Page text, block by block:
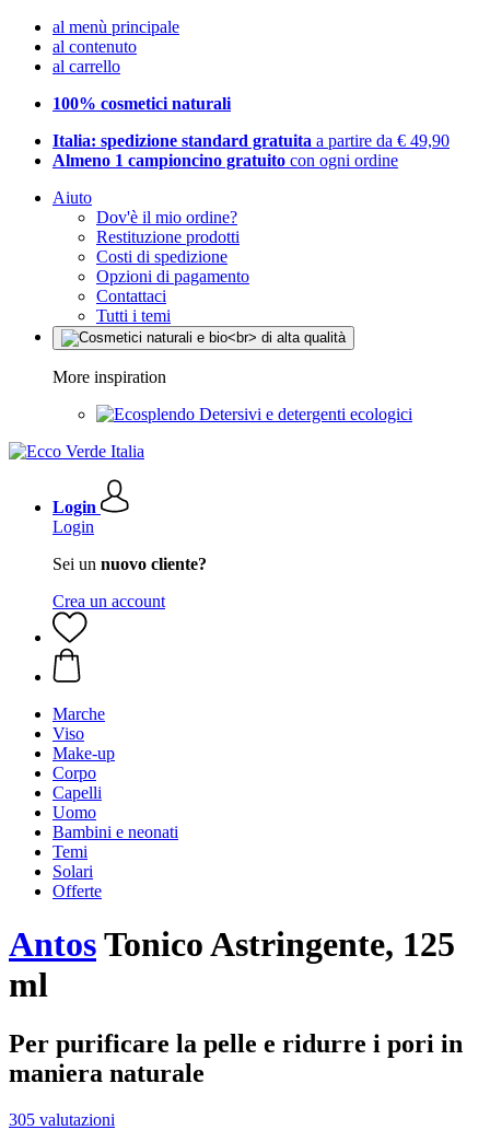
al menù principale
al contenuto
al carrello
100% cosmetici naturali
Italia: spedizione standard gratuita a partire da € 49,90
Almeno 1 campioncino gratuito con ogni ordine
Aiuto
Dov'è il mio ordine?
Restituzione prodotti
Costi di spedizione
Opzioni di pagamento
Contattaci
Tutti i temi
More inspiration
Detersivi e detergenti ecologici
Login
Login
Sei un nuovo cliente?
Crea un account
Marche
Viso
Make-up
Corpo
Capelli
Uomo
Bambini e neonati
Temi
Solari
Offerte
AntosTonico Astringente, 125
ml
Per purificare la pelle e ridurre i pori in
maniera naturale
305 valutazioni